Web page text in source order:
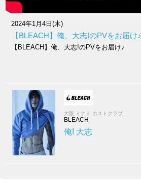
2024年1月4日(木)
【BLEACH】俺、大志!のPVをお届け♪
【BLEACH】俺、大志!のPVをお届け♪
大阪 ミナミ ホストクラブ
BLEACH
俺! 大志